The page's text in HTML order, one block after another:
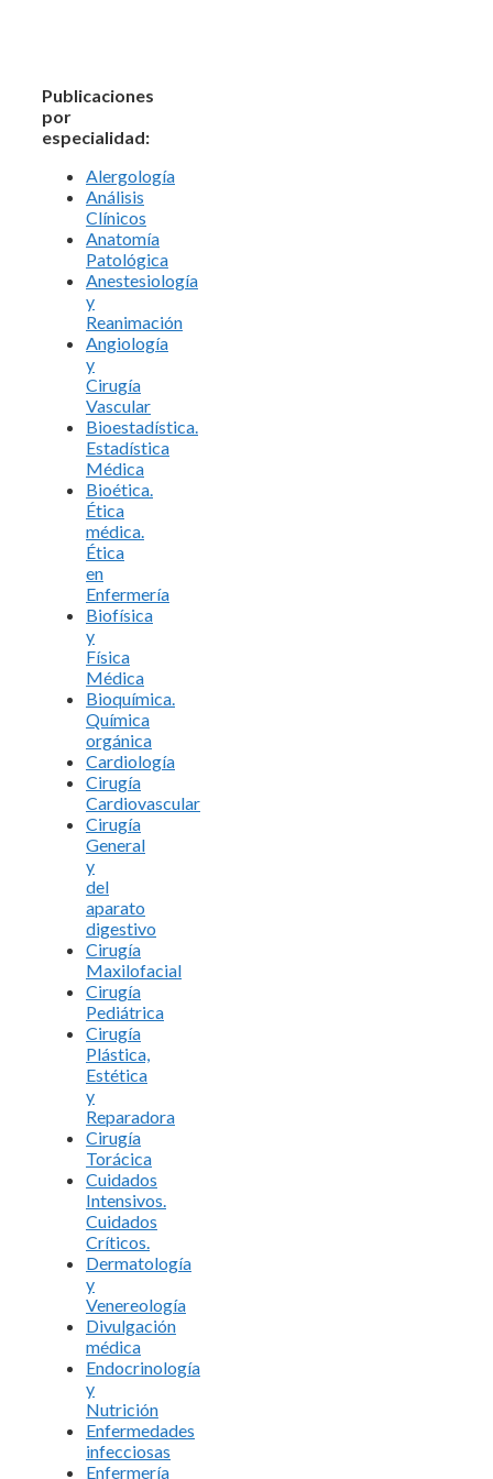
Publicaciones
por
especialidad:
Alergología
Análisis
Clínicos
Anatomía
Patológica
Anestesiología
y
Reanimación
Angiología
y
Cirugía
Vascular
Bioestadística.
Estadística
Médica
Bioética.
Ética
médica.
Ética
en
Enfermería
Biofísica
y
Física
Médica
Bioquímica.
Química
orgánica
Cardiología
Cirugía
Cardiovascular
Cirugía
General
y
del
aparato
digestivo
Cirugía
Maxilofacial
Cirugía
Pediátrica
Cirugía
Plástica,
Estética
y
Reparadora
Cirugía
Torácica
Cuidados
Intensivos.
Cuidados
Críticos.
Dermatología
y
Venereología
Divulgación
médica
Endocrinología
y
Nutrición
Enfermedades
infecciosas
Enfermería